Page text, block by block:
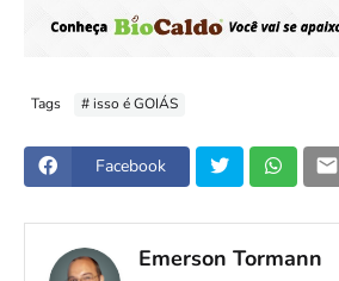
Tags # isso é GOIÁS
Facebook
Emerson Tormann